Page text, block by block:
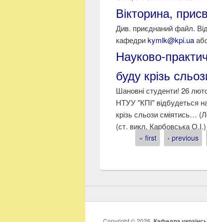
Вікторина,
Див. приєднаний файл.
кафедриkymlk@kpi.ua
Науково-
буду крізь
Шановні студенти! 26
НТУУ "КПІ" відбудеться
крізь сльози сміятись…
(ст. викл. Карбовська О.І.)
Pages« first ‹ previous